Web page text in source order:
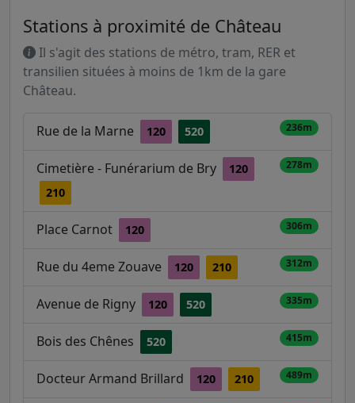
Stations à proximité de Château
Il s'agit des stations de métro, tram, RER et
transilien situées à moins de 1km de la gare
Château.
Rue de la Marne 120 520 236m
Cimetière - Funérarium de Bry
120
210
278m
Place Carnot 120 306m
Rue du 4eme Zouave 120 210 312m
Avenue de Rigny 120 520 335m
Bois des Chênes 520 415m
Docteur Armand Brillard 120 210 489m